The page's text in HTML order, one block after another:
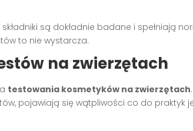
są dokładnie badane i spełniają
to nie wystarcza.
na zwierzętach
testowania kosmetyków na zwierzętach
pojawiają się wątpliwości co do praktyk